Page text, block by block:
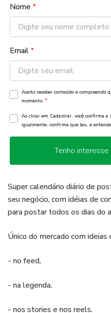
Nome *
Email*
Aceito receber conteúdo e compreendo
momento. *
Ao clicar em Cadastrar, você confirma a
igualmente, confirma que leu, e
Tenho interesse
Super calendário diário de
seu negócio, com idéias de
para postar todos os dias do
Único do mercado com ideias
- no feed,
- na legenda,
- nos stories e nos reels.